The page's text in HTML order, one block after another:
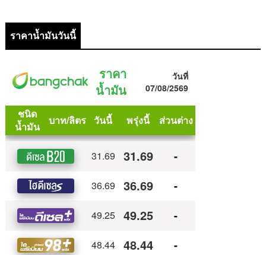
ราคาน้ำมันวันนี้